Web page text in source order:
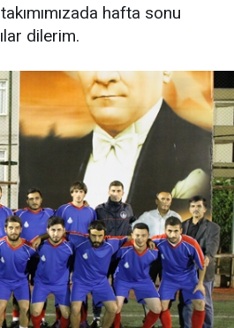
hafta sonu
dilerim.